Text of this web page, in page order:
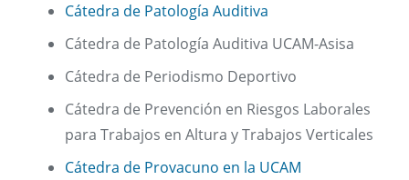
Cátedra de Patología Auditiva
Cátedra de Patología Auditiva UCAM-Asisa
Cátedra de Periodismo Deportivo
Cátedra de Prevención en Riesgos Laborales
para Trabajos en Altura y Trabajos Verticales
Cátedra de Provacuno en la UCAM